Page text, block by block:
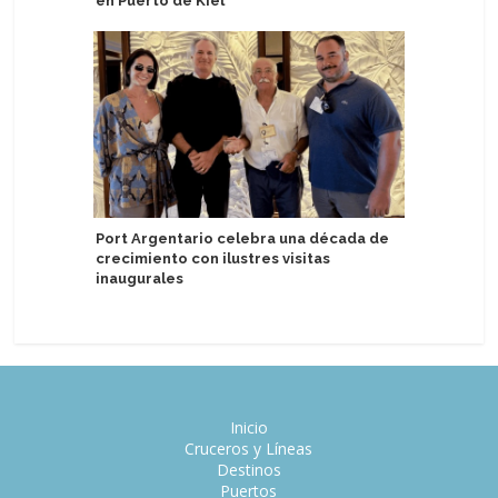
Port Argentario celebra una década de
crecimiento con ilustres visitas
inaugurales
Inicio
Cruceros y Líneas
Destinos
Puertos